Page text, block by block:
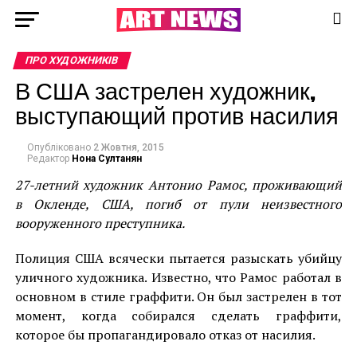
ПРО ХУДОЖНИКІВ
В США застрелен художник,
выступающий против насилия
Опубліковано 2 Жовтня, 2015
Редактор Нона Султанян
27-летний художник Антонио Рамос, проживающий
в Окленде, США, погиб от пули неизвестного
вооруженного преступника.
Полиция США всячески пытается разыскать убийцу
уличного художника. Известно, что Рамос работал в
основном в стиле граффити. Он был застрелен в тот
момент, когда собирался сделать граффити,
которое бы пропагандировало отказ от насилия.